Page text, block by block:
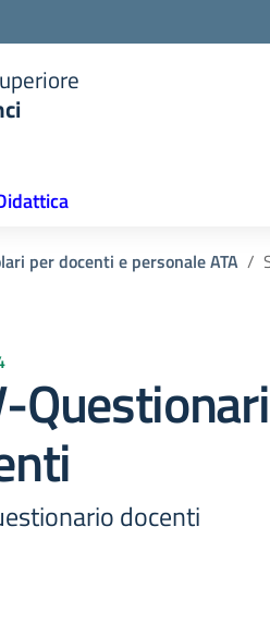
per docenti e personale ATA
docenti